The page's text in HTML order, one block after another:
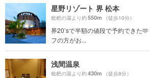
星野リゾート 界 松本
枇杷の湯より約550m （徒歩10分）
界20’sで半額の値段で予約できた
フの方がお...
浅間温泉
枇杷の湯より約430m （徒歩8分）